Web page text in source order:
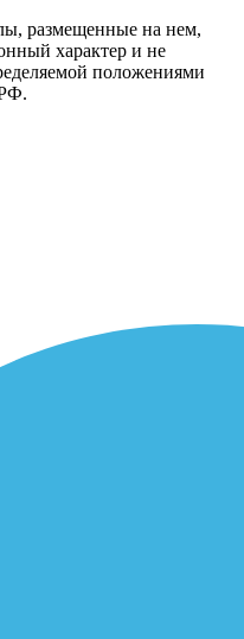
размещенные на нем,
характер и не
положениями